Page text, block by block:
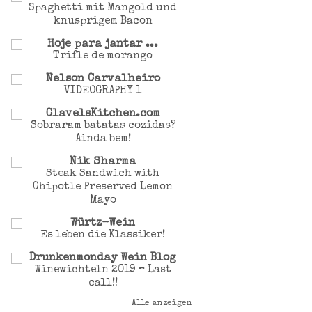
Spaghetti mit Mangold und
knusprigem Bacon
Hoje para jantar ...
Trifle de morango
Nelson Carvalheiro
VIDEOGRAPHY 1
ClavelsKitchen.com
Sobraram batatas cozidas?
Ainda bem!
Nik Sharma
Steak Sandwich with
Chipotle Preserved Lemon
Mayo
Würtz-Wein
Es leben die Klassiker!
Drunkenmonday Wein Blog
Winewichteln 2019 – Last
call!!
Alle anzeigen